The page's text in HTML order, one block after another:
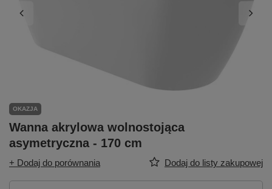
OKAZJA
Wanna akrylowa wolnostojąca
asymetryczna - 170 cm
+ Dodaj do porównania Dodaj do listy zakupowej